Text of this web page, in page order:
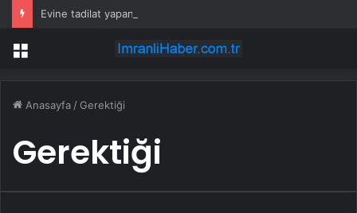
Menü
Anasayfa / Gerektiği
Gerektiği